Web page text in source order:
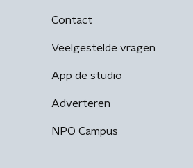
Contact
Veelgestelde vragen
App de studio
Adverteren
NPO Campus